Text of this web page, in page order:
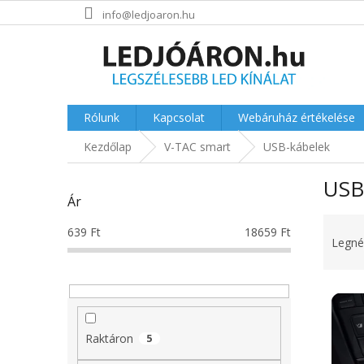
a
info@ledjoaron.hu
Rólunk Kapcsolat Webáruház értékelése
Kezdőlap
V-TAC smart USB-kábelek
d
a
l
p
Ár
639 Ft 18659 Ft
Raktáron 5
T